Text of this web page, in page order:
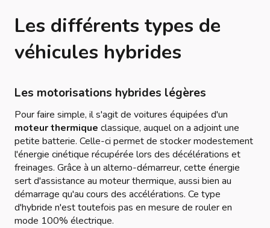
Les différents types de
véhicules hybrides
Les motorisations hybrides légères
Pour faire simple, il s'agit de voitures équipées d'un
moteur thermique classique, auquel on a adjoint une
petite batterie. Celle-ci permet de stocker modestement
l'énergie cinétique récupérée lors des décélérations et
freinages. Grâce à un alterno-démarreur, cette énergie
sert d'assistance au moteur thermique, aussi bien au
démarrage qu'au cours des accélérations. Ce type
d'hybride n'est toutefois pas en mesure de rouler en
mode 100% électrique.